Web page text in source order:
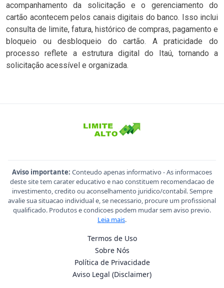
acompanhamento da solicitação e o gerenciamento do
cartão acontecem pelos canais digitais do banco. Isso inclui
consulta de limite, fatura, histórico de compras, pagamento e
bloqueio ou desbloqueio do cartão. A praticidade do
processo reflete a estrutura digital do Itaú, tornando a
solicitação acessível e organizada.
Aviso importante: Conteudo apenas informativo - As informacoes
deste site tem carater educativo e nao constituem recomendacao de
investimento, credito ou aconselhamento juridico/contabil. Sempre
avalie sua situacao individual e, se necessario, procure um profissional
qualificado. Produtos e condicoes podem mudar sem aviso previo.
Leia mais.
Termos de Uso
Sobre Nós
Política de Privacidade
Aviso Legal (Disclaimer)